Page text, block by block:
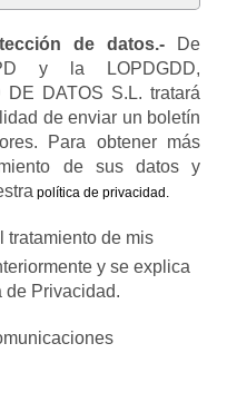
de datos.- De
y la LOPDGDD,
DE DATOS S.L. tratará
de enviar un boletín
Para obtener más
de sus datos y
política de privacidad
tratamiento de mis
y se explica
de Privacidad.